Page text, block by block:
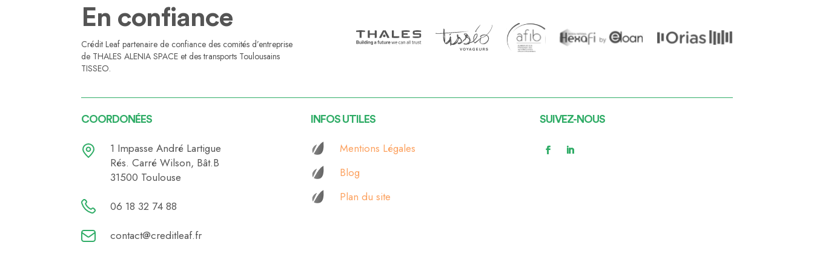
En confiance
Crédit Leaf partenaire de confiance des comités d’entreprise
de THALES ALENIA SPACE et des transports Toulousains
TISSEO.
COORDONÉES
1 Impasse André Lartigue
Rés. Carré Wilson, Bât.B
31500 Toulouse
06 18 32 74 88
contact@creditleaf.fr
INFOS UTILES
Mentions Légales
Blog
Plan du site
SUIVEZ-NOUS